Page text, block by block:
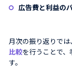
広告費と利益の
月次の振り返りでは、
比較を行うことで
す。